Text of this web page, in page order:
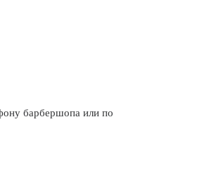
барбершопа или по